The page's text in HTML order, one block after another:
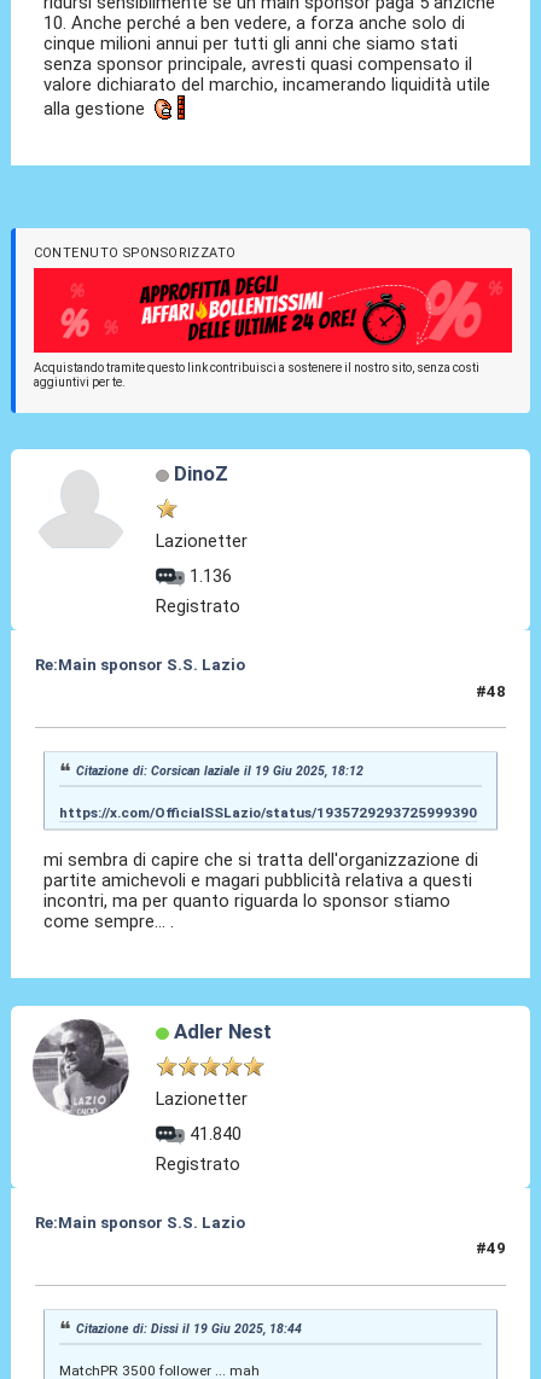
10. Anche perché a ben vedere, a forza anche solo di
cinque milioni annui per tutti gli anni che siamo stati
senza sponsor principale, avresti quasi compensato il
valore dichiarato del marchio, incamerando liquidità utile
alla gestione
CONTENUTO SPONSORIZZATO
Acquistando tramite questo link contribuisci a sostenere il nostro sito, senza costi
aggiuntivi per te.
DinoZ
Lazionetter
1.136
Registrato
Re:Main sponsor S.S. Lazio
#48
Citazione di: Corsican laziale il 19 Giu 2025, 18:12
https://x.com/OfficialSSLazio/status/1935729293725999390
mi sembra di capire che si tratta dell'organizzazione di
partite amichevoli e magari pubblicità relativa a questi
incontri, ma per quanto riguarda lo sponsor stiamo
come sempre... .
Adler Nest
Lazionetter
41.840
Registrato
Re:Main sponsor S.S. Lazio
#49
Citazione di: Dissi il 19 Giu 2025, 18:44
MatchPR 3500 follower ... mah